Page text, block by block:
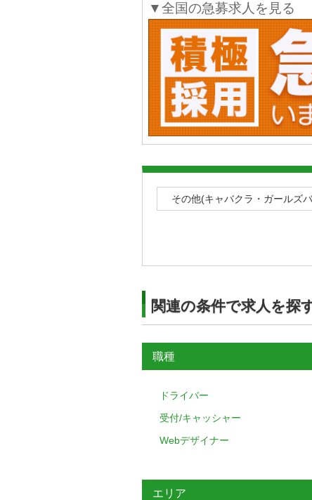
▼全国の急募求人を見る
その他(キャバクラ・ガールズ
関連の条件で求人を探
職種
ドライバー
受付/キャッシャー
Webデザイナー
エリア